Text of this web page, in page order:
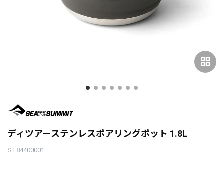
grid_view
ディツアーステンレスポアリングポット 1.8L
ST84400001